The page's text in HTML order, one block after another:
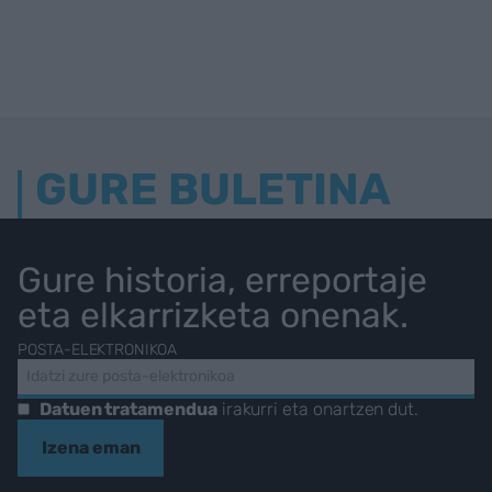
GURE BULETINA
Gure historia, erreportaje
eta elkarrizketa onenak.
POSTA-ELEKTRONIKOA
Datuen tratamenduairakurri eta onartzen dut.
Izena eman